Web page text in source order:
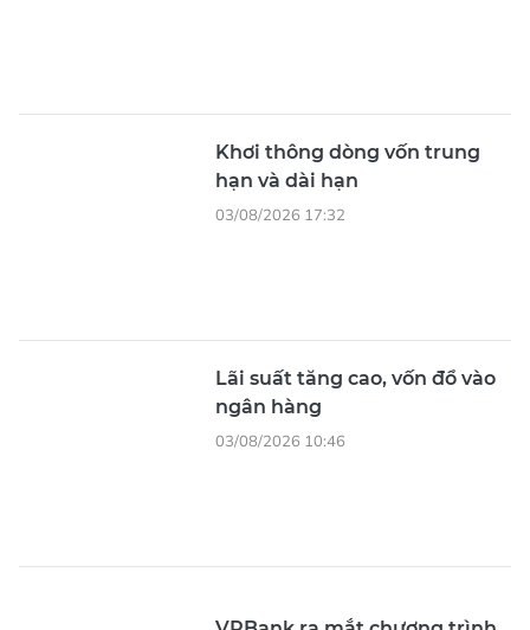
Khơi thông dòng vốn trung
hạn và dài hạn
03/08/2026 17:32
Lãi suất tăng cao, vốn đổ vào
ngân hàng
03/08/2026 10:46